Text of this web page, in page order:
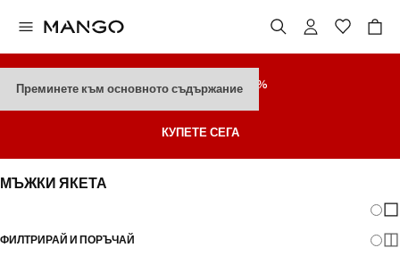
Преминете към основното съдържание
РАЗПРОДАЖБАДО 70%
КУПЕТЕ СЕГА
МЪЖКИ ЯКЕТА
ФИЛТРИРАЙ И ПОРЪЧАЙ